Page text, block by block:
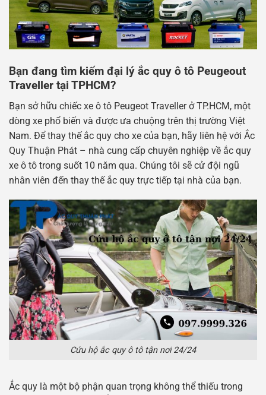
Bạn đang tìm kiếm đại lý ắc quy ô tô Peugeout
Traveller tại TPHCM?
Bạn sở hữu chiếc xe ô tô Peugeot Traveller ở TP.HCM, một
dòng xe phổ biến và được ưa chuộng trên thị trường Việt
Nam. Để thay thế ắc quy cho xe của bạn, hãy liên hệ với Ắc
Quy Thuận Phát – nhà cung cấp chuyên nghiệp về ắc quy
xe ô tô trong suốt 10 năm qua. Chúng tôi sẽ cử đội ngũ
nhân viên đến thay thế ắc quy trực tiếp tại nhà của bạn.
Cứu hộ ắc quy ô tô tận nơi 24/24
Ắc quy là một bộ phận quan trọng không thể thiếu trong